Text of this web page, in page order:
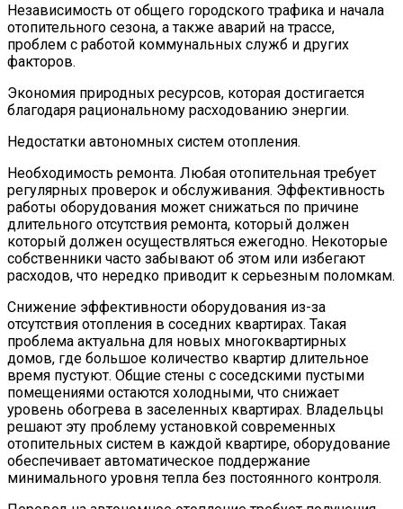
Независимость от общего городского трафика и начала
отопительного сезона, а также аварий на трассе,
проблем с работой коммунальных служб и других
факторов.
Экономия природных ресурсов, которая достигается
благодаря рациональному расходованию энергии.
Недостатки автономных систем отопления.
Необходимость ремонта. Любая отопительная требует
регулярных проверок и обслуживания. Эффективность
работы оборудования может снижаться по причине
длительного отсутствия ремонта, который должен
который должен осуществляться ежегодно. Некоторые
собственники часто забывают об этом или избегают
расходов, что нередко приводит к серьезным поломкам.
Снижение эффективности оборудования из-за
отсутствия отопления в соседних квартирах. Такая
проблема актуальна для новых многоквартирных
домов, где большое количество квартир длительное
время пустуют. Общие стены с соседскими пустыми
помещениями остаются холодными, что снижает
уровень обогрева в заселенных квартирах. Владельцы
решают эту проблему установкой современных
отопительных систем в каждой квартире, оборудование
обеспечивает автоматическое поддержание
минимального уровня тепла без постоянного контроля.